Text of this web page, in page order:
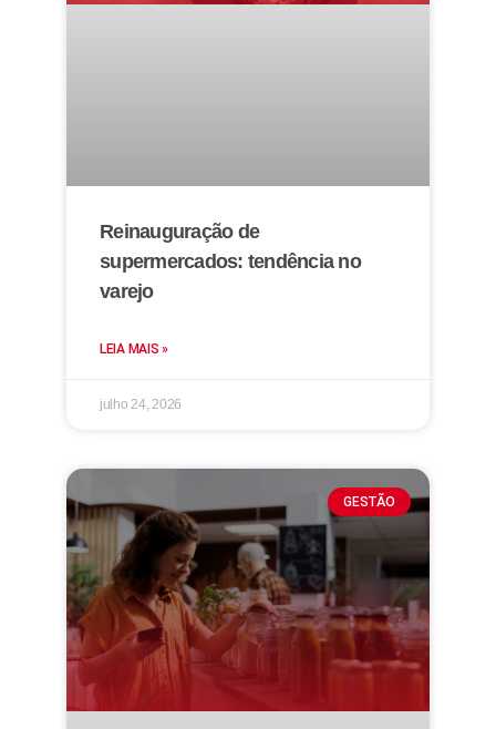
Reinauguração de
supermercados: tendência no
varejo
LEIA MAIS »
julho 24, 2026
GESTÃO